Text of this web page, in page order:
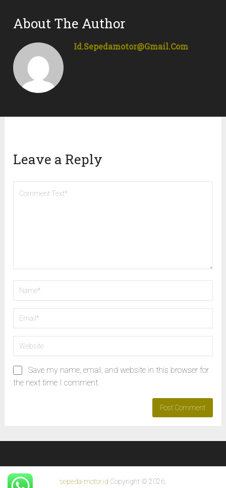
About The Author
Id.sepedamotor@gmail.com
Leave a Reply
Save my name, email, and website in this browser for
the next time I comment.
sepeda-motor.id Copyright © 2026.